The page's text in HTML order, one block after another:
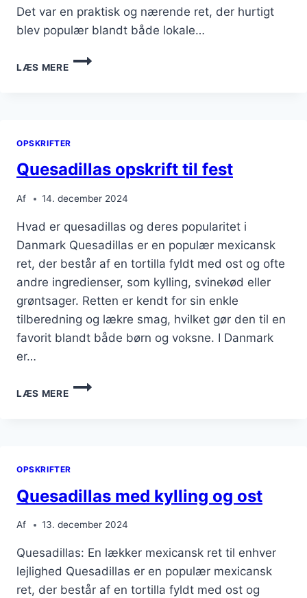
Det var en praktisk og nærende ret, der hurtigt
blev populær blandt både lokale…
LÆS MERE
QUESADILLAS
MED
OPSKRIFTER
Quesadillas opskrift til fest
Af 14. december 2024
Hvad er quesadillas og deres popularitet i
Danmark Quesadillas er en populær mexicansk
ret, der består af en tortilla fyldt med ost og ofte
andre ingredienser, som kylling, svinekød eller
grøntsager. Retten er kendt for sin enkle
tilberedning og lækre smag, hvilket gør den til en
favorit blandt både børn og voksne. I Danmark
er…
LÆS MERE
QUESADILLAS
OPSKRIFT
OPSKRIFTER
Quesadillas med kylling og ost
Af 13. december 2024
Quesadillas: En lækker mexicansk ret til enhver
lejlighed Quesadillas er en populær mexicansk
ret, der består af en tortilla fyldt med ost og